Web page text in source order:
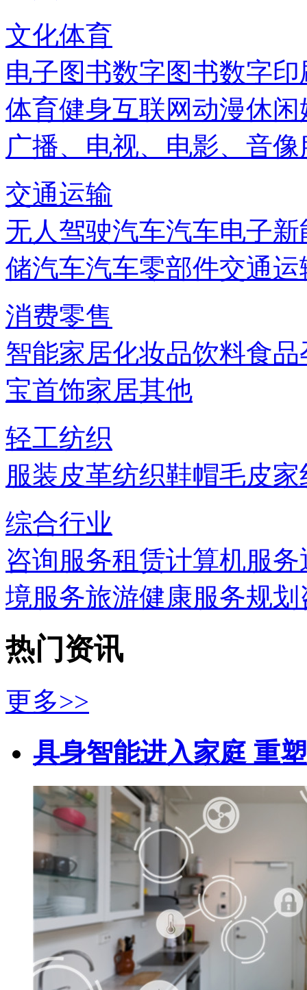
文化体育
电子图书数字图书数字印
体育健身互联网动漫休闲
广播、电视、电影、音像
交通运输
无人驾驶汽车汽车电子新
储汽车汽车零部件交通
消费零售
智能家居化妆品饮料食品
宝首饰家居其他
轻工纺织
服装皮革纺织鞋帽毛皮家
综合行业
咨询服务租赁计算机服务
境服务旅游健康服务规划
热门资讯
更多>>
具身智能进入家庭 重